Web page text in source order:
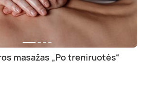
masažas „Po treniruotės“